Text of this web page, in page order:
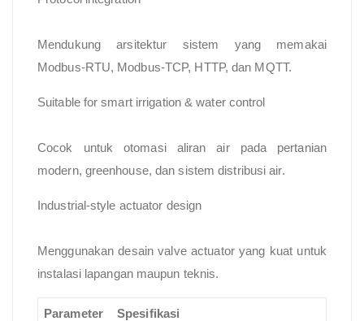
Mendukung arsitektur sistem yang memakai
Modbus-RTU, Modbus-TCP, HTTP, dan MQTT.
Suitable for smart irrigation & water control
Cocok untuk otomasi aliran air pada pertanian
modern, greenhouse, dan sistem distribusi air.
Industrial-style actuator design
Menggunakan desain valve actuator yang kuat untuk
instalasi lapangan maupun teknis.
Parameter Spesifikasi